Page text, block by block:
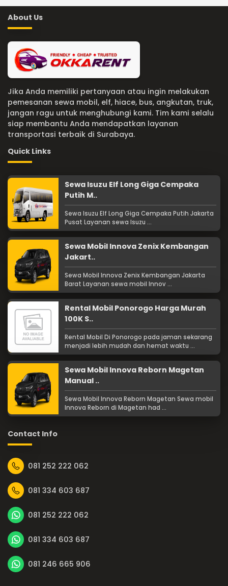
About Us
Jika Anda memiliki pertanyaan atau ingin melakukan
pemesanan sewa mobil, elf, hiace, bus, angkutan, truk,
jangan ragu untuk menghubungi kami. Tim kami selalu
siap membantu Anda mendapatkan layanan
transportasi terbaik di Surabaya.
Quick Links
Sewa Isuzu Elf Long Giga Cempaka
Putih M..
Sewa Isuzu Elf Long Giga Cempaka Putih Jakarta
Pusat Layanan sewa Isuzu ...
Sewa Mobil Innova Zenix Kembangan
Jakart..
Sewa Mobil Innova Zenix Kembangan Jakarta
Barat Layanan sewa mobil Innov ...
Rental Mobil Ponorogo Harga Murah
100K S..
Rental Mobil Di Ponorogo pada jaman sekarang
menjadi lebih mudah dan hemat waktu ...
Sewa Mobil Innova Reborn Magetan
Manual ..
Sewa Mobil Innova Reborn Magetan Sewa mobil
Innova Reborn di Magetan had ...
Contact Info
081 252 222 062
081 334 603 687
081 252 222 062
081 334 603 687
081 246 665 906